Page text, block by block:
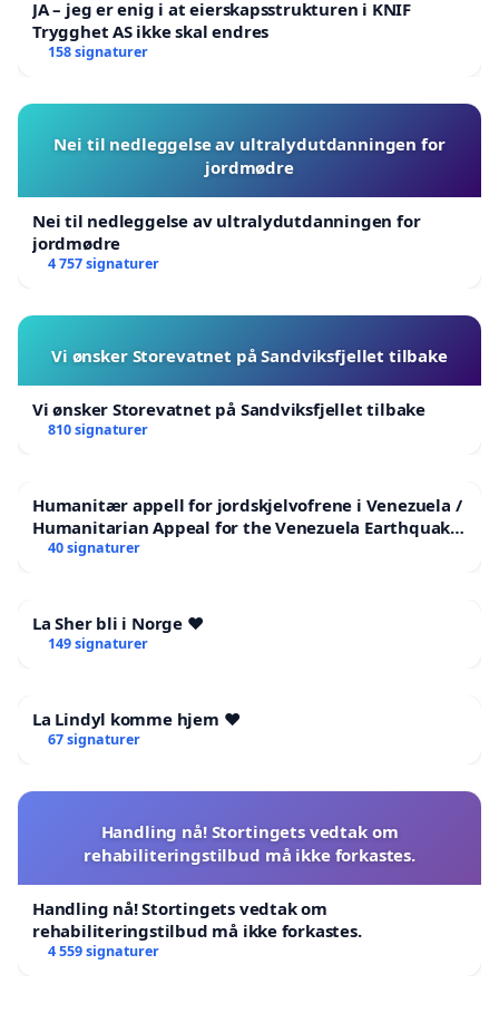
JA – jeg er enig i at eierskapsstrukturen i KNIF
Trygghet AS ikke skal endres
158 signaturer
Nei til nedleggelse av ultralydutdanningen for
jordmødre
Nei til nedleggelse av ultralydutdanningen for
jordmødre
4 757 signaturer
Vi ønsker Storevatnet på Sandviksfjellet tilbake
Vi ønsker Storevatnet på Sandviksfjellet tilbake
810 signaturer
Humanitær appell for jordskjelvofrene i Venezuela /
Humanitarian Appeal for the Venezuela Earthquake
Victims
40 signaturer
La Sher bli i Norge ❤️
149 signaturer
La Lindyl komme hjem ❤️
67 signaturer
Handling nå! Stortingets vedtak om
rehabiliteringstilbud må ikke forkastes.
Handling nå! Stortingets vedtak om
rehabiliteringstilbud må ikke forkastes.
4 559 signaturer